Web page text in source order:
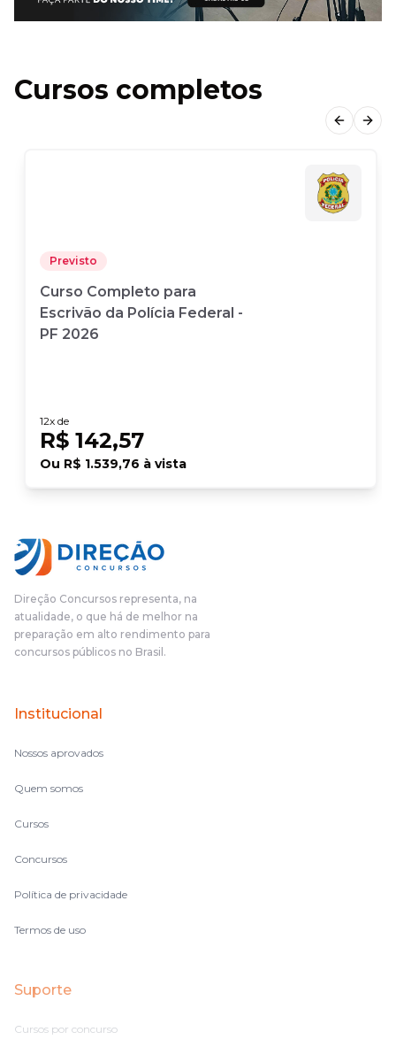
Cursos completos
Previsto
Curso Completo para
Escrivão da Polícia Federal -
PF 2026
12x de
R$ 142,57
Ou R$ 1.539,76à vista
Direção Concursos representa, na
atualidade, o que há de melhor na
preparação em alto rendimento para
concursos públicos no Brasil.
Institucional
Nossos aprovados
Quem somos
Cursos
Concursos
Política de privacidade
Termos de uso
Suporte
Cursos por concurso